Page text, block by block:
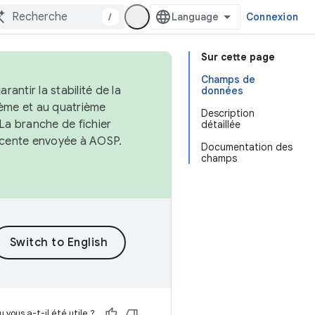
/ Connexion
Sur cette page
Champs de
données
Description
détaillée
Documentation des
champs
la stabilité de la
et au quatrième
branche de fichier
envoyée à AOSP.